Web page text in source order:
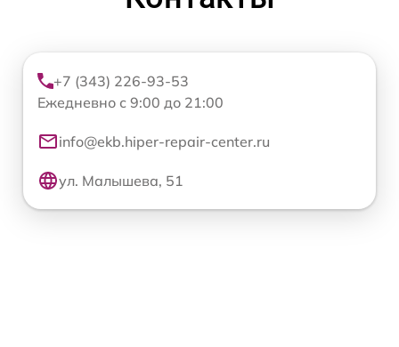
+7 (343) 226-93-53
Ежедневно с 9:00 до 21:00
info@ekb.hiper-repair-center.ru
ул. Малышева, 51